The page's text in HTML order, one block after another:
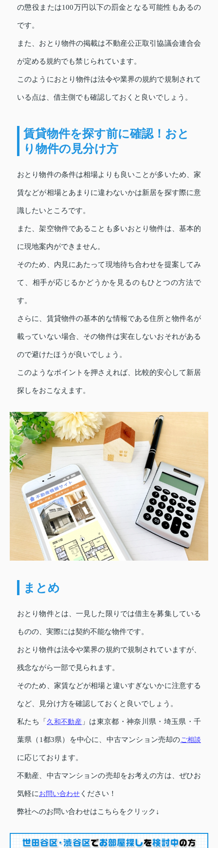
の懲役または100万円以下の罰金となる可能性もあるの
です。
また、おとり物件の掲載は不動産公正取引協議会連合会
が定める規約でも禁じられています。
このようにおとり物件は法令や業界の規約で規制されて
いる点は、借主側でも確認しておくと良いでしょう。
賃貸物件を探す前に確認！おと
り物件の見分け方
おとり物件の条件は相場よりも良いことが多いため、家
賃などが相場とあまりに違わないかは新居を探す際に意
識したいところです。
また、架空物件であることも多いおとり物件は、基本的
に現地案内ができません。
そのため、内見にあたって現地待ち合わせを提案してみ
て、相手が応じるかどうかを見るのもひとつの方法で
す。
さらに、賃貸物件の基本的な情報である住所と物件名が
載っていない場合、その物件は実在しないおそれがある
ので避けたほうが良いでしょう。
このようなポイントを押さえれば、比較的安心して新居
探しをおこなえます。
まとめ
おとり物件とは、一見した限りでは借主を募集している
ものの、実際には契約不能な物件です。
おとり物件は法令や業界の規約で規制されていますが、
残念ながら一部で見られます。
そのため、家賃などが相場と違いすぎないかに注意する
など、見分け方を確認しておくと良いでしょう。
私たち「 久和不動産 」は東京都・神奈川県・埼玉県・千
葉県（1都3県）を中心に、中古マンション売却のご相談
に応じております。
不動産、中古マンションの売却をお考えの方は、ぜひお
気軽にお問い合わせ ください！
弊社へのお問い合わせはこちらをクリック↓